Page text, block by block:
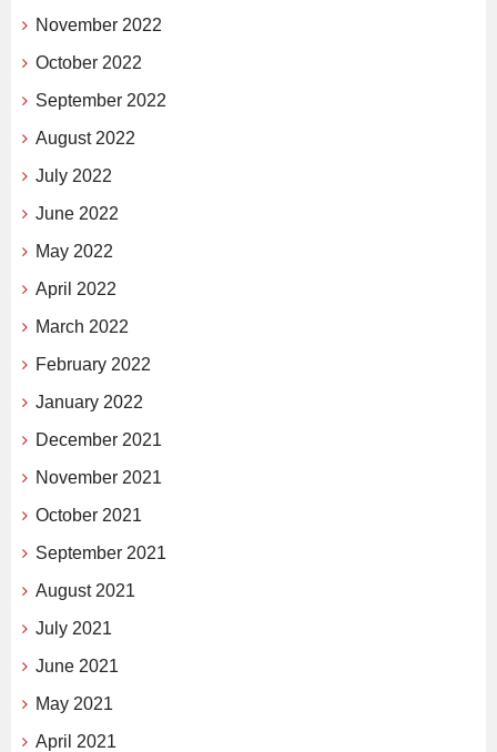
November 2022
October 2022
September 2022
August 2022
July 2022
June 2022
May 2022
April 2022
March 2022
February 2022
January 2022
December 2021
November 2021
October 2021
September 2021
August 2021
July 2021
June 2021
May 2021
April 2021